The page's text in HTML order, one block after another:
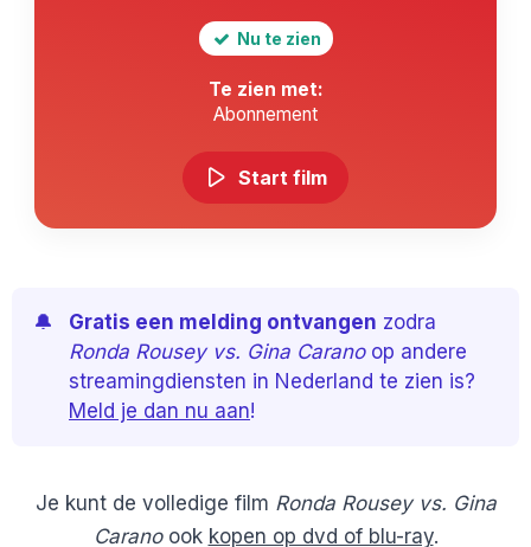
Nu te zien
Te zien met:
Abonnement
Start film
🔔 Gratis een melding ontvangen zodra
Ronda Rousey vs. Gina Caranoop andere
streamingdiensten in Nederland te zien is?
Meld je dan nu aan!
Je kunt de volledige film Ronda Rousey vs. Gina
Caranoook kopen op dvd of blu-ray.